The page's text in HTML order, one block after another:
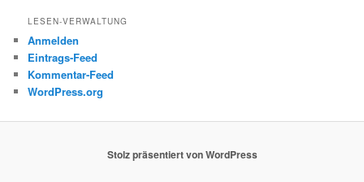
LESEN-VERWALTUNG
Anmelden
Eintrags-Feed
Kommentar-Feed
WordPress.org
Stolz präsentiert von WordPress